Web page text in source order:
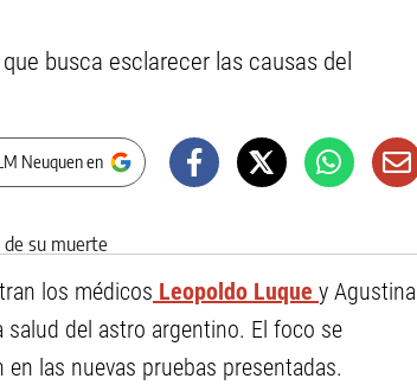
busca esclarecer las causas del
Neuquen en
los médicos Leopoldo Luque y Agustina
salud del astro argentino. El foco se
las nuevas pruebas presentadas.